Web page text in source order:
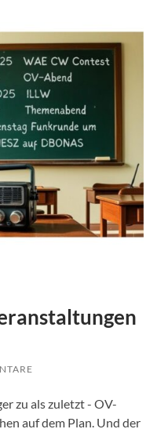
zu als zuletzt - OV-
auf dem Plan. Und der